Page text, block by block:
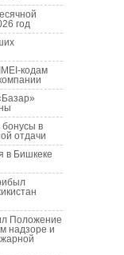
год
кодам
бонусы в
отдачи
в Бишкеке
Положение
надзоре и